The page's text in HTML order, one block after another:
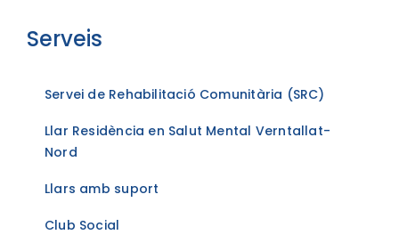
Serveis
Servei de Rehabilitació Comunitària (SRC)
Llar Residència en Salut Mental Verntallat-
Nord
Llars amb suport
Club Social